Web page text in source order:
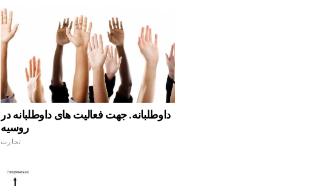
داوطلبانه. جهت فعالیت های داوطلبانه در
روسیه
تجارت